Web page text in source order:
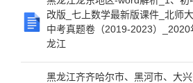
改版_七上数学最新版课件_北师
中考真题卷（2019-2023）
龙江
黑龙江齐齐哈尔市、黑河市、大